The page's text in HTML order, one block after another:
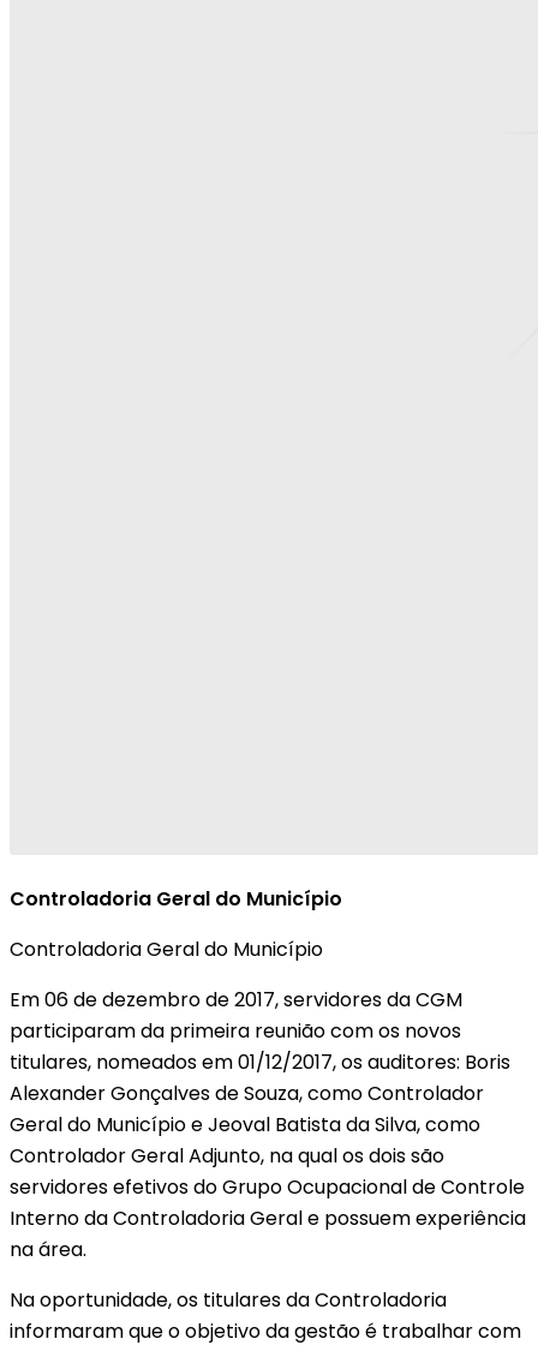
Controladoria Geral do Município
Controladoria Geral do Município
Em 06 de dezembro de 2017, servidores da CGM
participaram da primeira reunião com os novos
titulares, nomeados em 01/12/2017, os auditores: Boris
Alexander Gonçalves de Souza, como Controlador
Geral do Município e Jeoval Batista da Silva, como
Controlador Geral Adjunto, na qual os dois são
servidores efetivos do Grupo Ocupacional de Controle
Interno da Controladoria Geral e possuem experiência
na área.
Na oportunidade, os titulares da Controladoria
informaram que o objetivo da gestão é trabalhar com